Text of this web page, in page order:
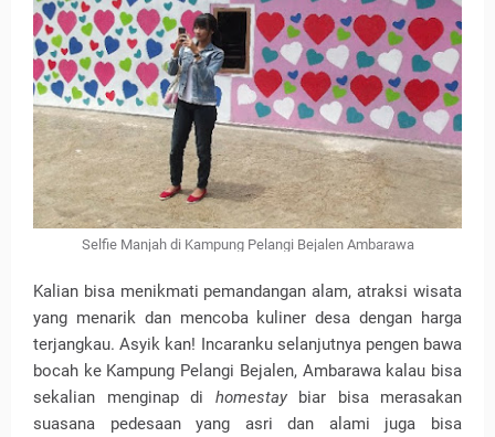
Selfie Manjah di Kampung Pelangi Bejalen Ambarawa
Kalian bisa menikmati pemandangan alam, atraksi wisata
yang menarik dan mencoba kuliner desa dengan harga
terjangkau. Asyik kan! Incaranku selanjutnya pengen bawa
bocah ke Kampung Pelangi Bejalen, Ambarawa kalau bisa
sekalian menginap di homestay biar bisa merasakan
suasana pedesaan yang asri dan alami juga bisa